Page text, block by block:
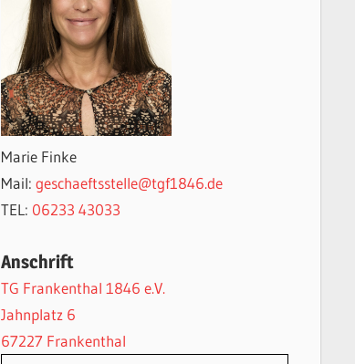
Marie Finke
Mail: geschaeftsstelle@tgf1846.de
TEL: 06233 43033
Anschrift
TG Frankenthal 1846 e.V.
Jahnplatz 6
67227 Frankenthal